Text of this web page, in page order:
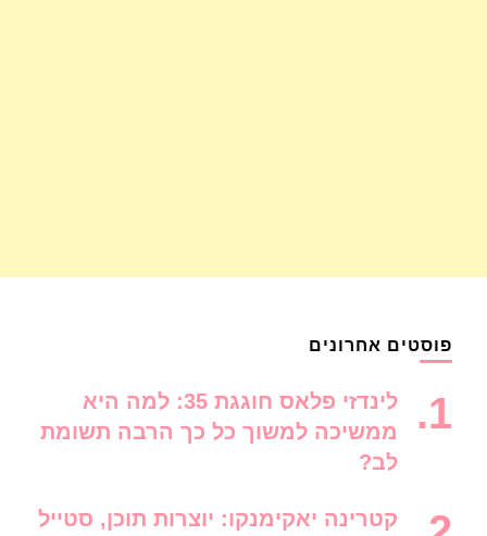
פוסטים אחרונים
לינדזי פלאס חוגגת 35: למה היא
ממשיכה למשוך כל כך הרבה תשומת
לב?
קטרינה יאקימנקו: יוצרות תוכן, סטייל